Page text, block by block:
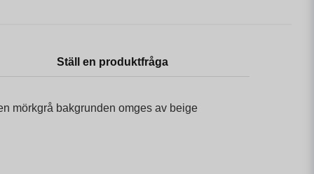
Ställ en produktfråga
mörkgrå bakgrunden omges av beige